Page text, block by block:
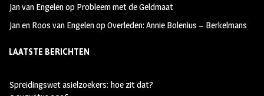
Jan van Engelenop Probleem met de Geldmaat
Jan en Roos van EngelenopOverleden: Annie Bolenius – Berkelmans
LAATSTE BERICHTEN
Spreidingswet asielzoekers: hoe zit dat?